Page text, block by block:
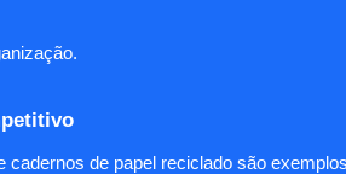
de papel reciclado são